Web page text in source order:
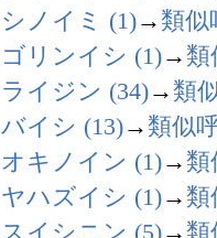
シノイミ (1)→ 類似
ゴリンイシ (1)→ 類
ライジン (34)→ 類
バイシ (13)→ 類似
オキノイン (1)→ 類
ヤハズイシ (1)→ 類
スイシニン (5)→ 類